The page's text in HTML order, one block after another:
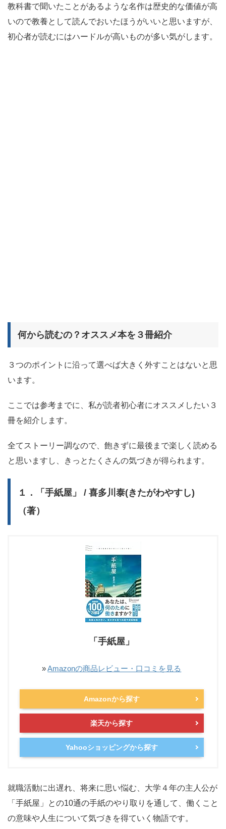
教科書で聞いたことがあるような名作は歴史的な価値が高
いので教養として読んでおいたほうがいいと思いますが、
初心者が読むにはハードルが高いものが多い気がします。
何から読むの？オススメ本を３冊紹介
３つのポイントに沿って選べば大きく外すことはないと思
います。
ここでは参考までに、私が読者初心者にオススメしたい３
冊を紹介します。
全てストーリー調なので、飽きずに最後まで楽しく読める
と思いますし、きっとたくさんの気づきが得られます。
１．「手紙屋」 / 喜多川泰(きたがわやすし)
（著）
「手紙屋」
»Amazonの商品レビュー・口コミを見る
Amazonから探す
楽天から探す
Yahooショッピングから探す
就職活動に出遅れ、将来に思い悩む、大学４年の主人公が
「手紙屋」との10通の手紙のやり取りを通して、働くこと
の意味や人生について気づきを得ていく物語です。